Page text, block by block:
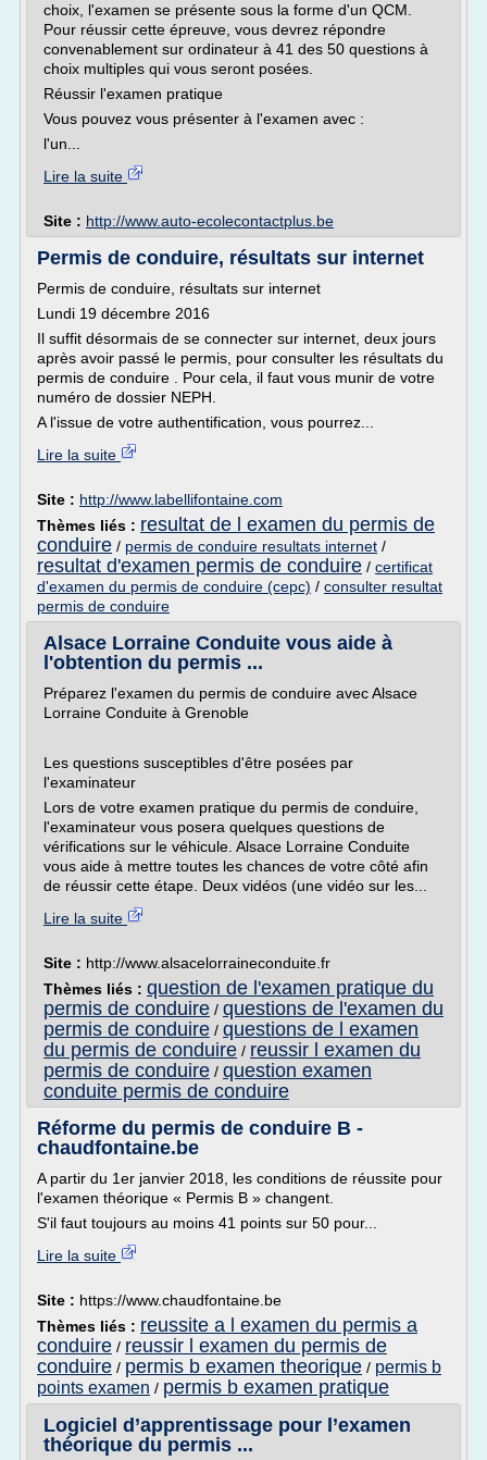
choix, l'examen se présente sous la forme d'un QCM.
Pour réussir cette épreuve, vous devrez répondre
convenablement sur ordinateur à 41 des 50 questions à
choix multiples qui vous seront posées.
Réussir l'examen pratique
Vous pouvez vous présenter à l'examen avec :
l'un...
Lire la suite
Site : http://www.auto-ecolecontactplus.be
Permis de conduire, résultats sur internet
Permis de conduire, résultats sur internet
Lundi 19 décembre 2016
Il suffit désormais de se connecter sur internet, deux jours
après avoir passé le permis, pour consulter les résultats du
permis de conduire . Pour cela, il faut vous munir de votre
numéro de dossier NEPH.
A l'issue de votre authentification, vous pourrez...
Lire la suite
Site : http://www.labellifontaine.com
Thèmes liés : resultat de l examen du permis de
conduire / permis de conduire resultats internet /
resultat d'examen permis de conduire / certificat
d'examen du permis de conduire (cepc) / consulter resultat
permis de conduire
Alsace Lorraine Conduite vous aide à
l'obtention du permis ...
Préparez l'examen du permis de conduire avec Alsace
Lorraine Conduite à Grenoble
Les questions susceptibles d'être posées par
l'examinateur
Lors de votre examen pratique du permis de conduire,
l'examinateur vous posera quelques questions de
vérifications sur le véhicule. Alsace Lorraine Conduite
vous aide à mettre toutes les chances de votre côté afin
de réussir cette étape. Deux vidéos (une vidéo sur les...
Lire la suite
Site : http://www.alsacelorraineconduite.fr
Thèmes liés : question de l'examen pratique du
permis de conduire / questions de l'examen du
permis de conduire / questions de l examen
du permis de conduire / reussir l examen du
permis de conduire / question examen
conduite permis de conduire
Réforme du permis de conduire B -
chaudfontaine.be
A partir du 1er janvier 2018, les conditions de réussite pour
l'examen théorique « Permis B » changent.
S'il faut toujours au moins 41 points sur 50 pour...
Lire la suite
Site : https://www.chaudfontaine.be
Thèmes liés : reussite a l examen du permis a
conduire / reussir l examen du permis de
conduire / permis b examen theorique / permis b
points examen / permis b examen pratique
Logiciel d’apprentissage pour l’examen
théorique du permis ...